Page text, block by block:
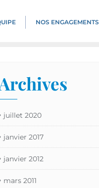
NOS ENGAGEMENTS
juillet 2020
janvier 2017
janvier 2012
mars 2011